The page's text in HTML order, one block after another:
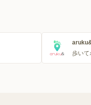
歩いて